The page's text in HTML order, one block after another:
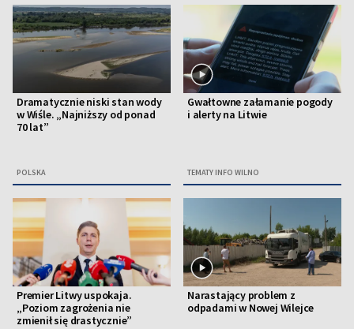
Dramatycznie niski stan wody
w Wiśle. „Najniższy od ponad
70 lat”
POLSKA
Gwałtowne załamanie pogody
i alerty na Litwie
TEMATY INFO WILNO
Premier Litwy uspokaja.
„Poziom zagrożenia nie
zmienił się drastycznie”
Narastający problem z
odpadami w Nowej Wilejce